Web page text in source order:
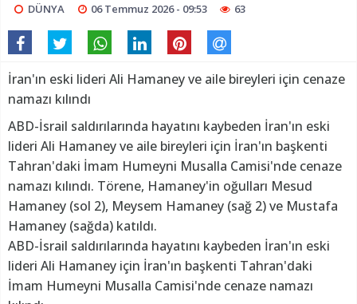
DÜNYA 06 Temmuz 2026 - 09:53 63
İran'ın eski lideri Ali Hamaney ve aile bireyleri için cenaze
namazı kılındı
ABD-İsrail saldırılarında hayatını kaybeden İran'ın eski
lideri Ali Hamaney ve aile bireyleri için İran'ın başkenti
Tahran'daki İmam Humeyni Musalla Camisi'nde cenaze
namazı kılındı. Törene, Hamaney'in oğulları Mesud
Hamaney (sol 2), Meysem Hamaney (sağ 2) ve Mustafa
Hamaney (sağda) katıldı.
ABD-İsrail saldırılarında hayatını kaybeden İran'ın eski
lideri Ali Hamaney için İran'ın başkenti Tahran'daki
İmam Humeyni Musalla Camisi'nde cenaze namazı